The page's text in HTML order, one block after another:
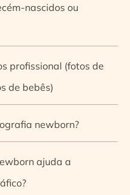
nascidos ou
profissional (fotos de
de bebês)
newborn?
ajuda a